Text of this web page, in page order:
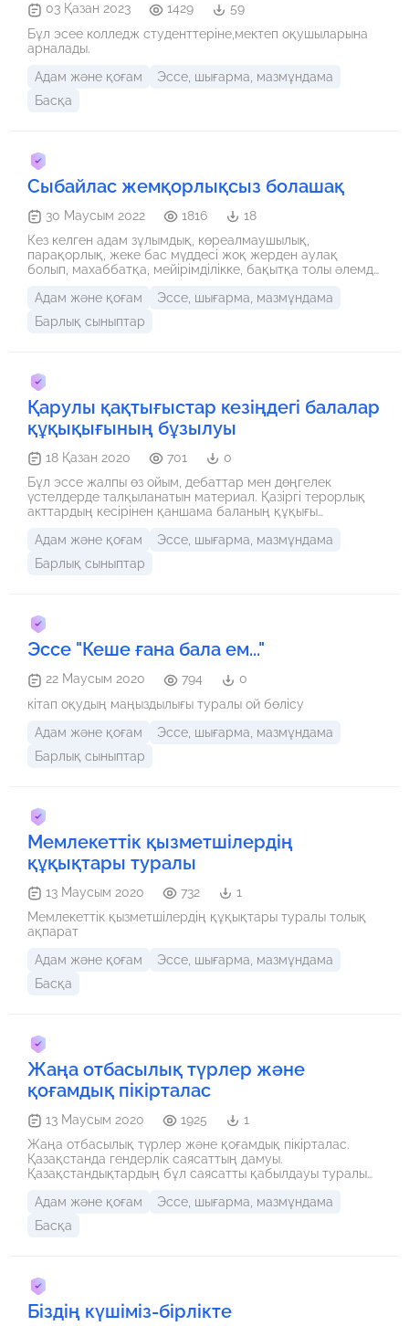
03 Қазан 2023 1429
59
Бұл эсее колледж студенттеріне,мектеп оқушыларына
арналады.
Адам және қоғам
Эссе, шығарма, мазмұндама
Басқа
Сыбайлас жемқорлықсыз болашақ
30 Маусым 2022 1816
18
Кез келген адам зұлымдық, көреалмаушылық,
парақорлық, жеке бас мүддесі жоқ жерден аулақ
болып, махаббатқа, мейірімділікке, бақытқа толы әлемде
ой шындыққа жанаспайтын сияқты. Өйткені, қай жерге
көз тастасаң да,барлық жерде жемқорлық бар.
Неліктен жемқорлықтың біздің өмірімізде өзіндік тарихы
Адам және қоғам
Эссе, шығарма, мазмұндама
Барлық сыныптар
Қарулы қақтығыстар кезіңдегі балалар
құқықығының бұзылуы
18 Қазан 2020 701
0
Бұл эссе жалпы өз ойым, дебаттар мен дөңгелек
үстелдерде талқыланатын материал. Қазіргі терорлық
акттардың кесірінен қаншама баланың құқығы
деймін
Адам және қоғам
Эссе, шығарма, мазмұндама
Барлық сыныптар
Эссе "Кеше ғана бала ем..."
22 Маусым 2020 794
0
кітап оқудың маңыздылығы туралы ой бөлісу
Адам және қоғам
Эссе, шығарма, мазмұндама
Барлық сыныптар
Мемлекеттік қызметшілердің
құқықтары туралы
13 Маусым 2020 732
1
Мемлекеттік қызметшілердің құқықтары туралы толық
ақпарат
Адам және қоғам
Эссе, шығарма, мазмұндама
Басқа
Жаңа отбасылық түрлер және
қоғамдық пікірталас
13 Маусым 2020 1925
1
Жаңа отбасылық түрлер және қоғамдық пікірталас.
Қазақстанда гендерлік саясаттың дамуы.
Қазақстандықтардың бұл саясатты қабылдауы туралы
Адам және қоғам
Эссе, шығарма, мазмұндама
Басқа
Біздің күшіміз-бірлікте